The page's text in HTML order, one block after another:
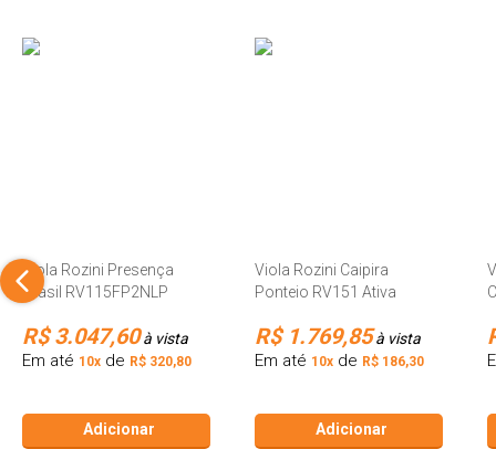
Viola Rozini Presença
Brasil RV115FP2NLP
R$ 3.047,60à vista
Em até 10x de R$ 320,80
Adicionar
Viola Rozini Caipira
Ponteio RV151 Ativa
R$ 1.769,85à vista
Em até 10x de R$ 186,30
Adicionar